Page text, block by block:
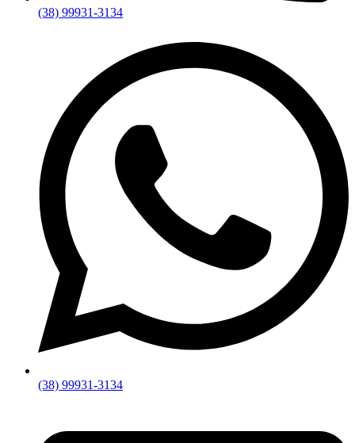
(38) 99931-3134
(38) 99931-3134